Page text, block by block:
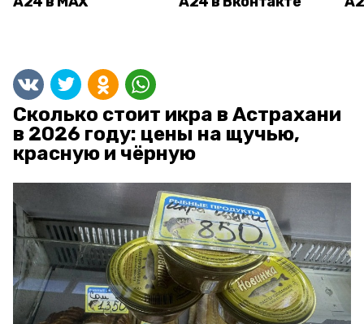
Сколько стоит икра в Астрахани
в 2026 году: цены на щучью,
красную и чёрную